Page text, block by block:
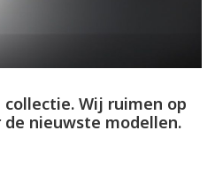
Wij ruimen op
nieuwste modellen.